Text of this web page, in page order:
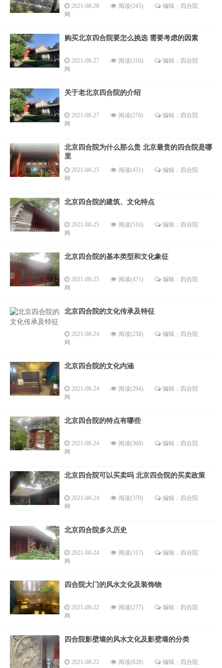
2021-08-28 阅读(245)
编辑：四合院
网
购买北京四合院要怎么挑选 需要考虑的因素
2021-08-27 阅读(310)
编辑：四合院
网
关于老北京四合院的介绍
2021-08-27 阅读(270)
编辑：四合院
网
北京四合院为什么那么贵 北京最贵的四合院是哪
里
2021-08-25 阅读(451)
编辑：四合院
网
北京四合院的建筑、文化特点
2021-08-25 阅读(516)
编辑：四合院
网
北京四合院的基本类型和文化象征
2021-08-25 阅读(471)
编辑：四合院
网
北京四合院的文化传承及特征
2021-08-24 阅读(258)
编辑：四合院
网
北京四合院的文化内涵
2021-08-24 阅读(294)
编辑：四合院
网
北京四合院的特点有哪些
2021-08-24 阅读(368)
编辑：四合院
网
北京四合院可以买卖吗 北京四合院的买卖政策
2021-08-24 阅读(370)
编辑：四合院
网
北京四合院多久历史
2021-08-24 阅读(317)
编辑：四合院
网
四合院大门的风水文化及装饰物
2021-08-22 阅读(277)
编辑：四合院
网
四合院影壁墙的风水文化及影壁墙的分类
2021-08-22 阅读(628)
编辑：四合院